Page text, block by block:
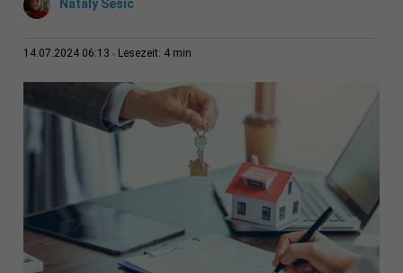
Nataly Sesic
14.07.2024 06:13 Lesezeit: 4 min